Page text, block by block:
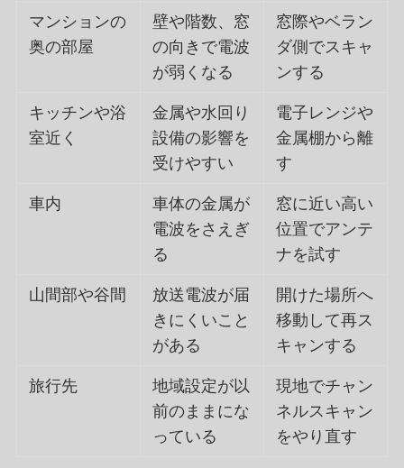
マンションの
奥の部屋
壁や階数、窓
の向きで電波
が弱くなる
窓際やベラン
ダ側でスキャ
ンする
キッチンや浴
室近く
金属や水回り
設備の影響を
受けやすい
電子レンジや
金属棚から離
す
車内
車体の金属が
電波をさえぎ
る
窓に近い高い
位置でアンテ
ナを試す
山間部や谷間
放送電波が届
きにくいこと
がある
開けた場所へ
移動して再ス
キャンする
旅行先
地域設定が以
前のままにな
っている
現地でチャン
ネルスキャン
をやり直す